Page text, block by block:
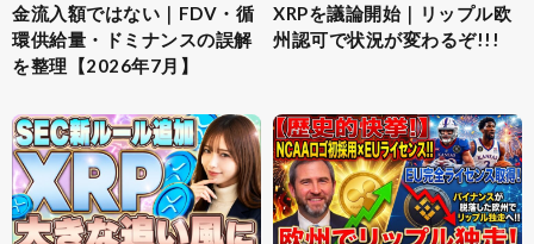
金流入額ではない｜FDV・循
環供給量・ドミナンスの誤解
を整理【2026年7月】
XRPを議論開始｜リップル欧
州認可で状況が変わるぞ!!!